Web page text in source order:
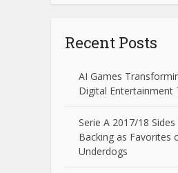
Recent Posts
AI Games
Digital Entertainment
Serie A 2017/18
Backing as Favorites
Underdogs